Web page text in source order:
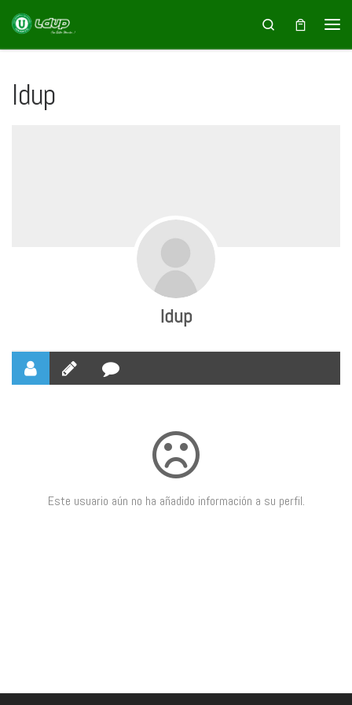
Saltar al contenido Search
ldup
ldup
Este usuario aún no ha añadido información a su perfil.